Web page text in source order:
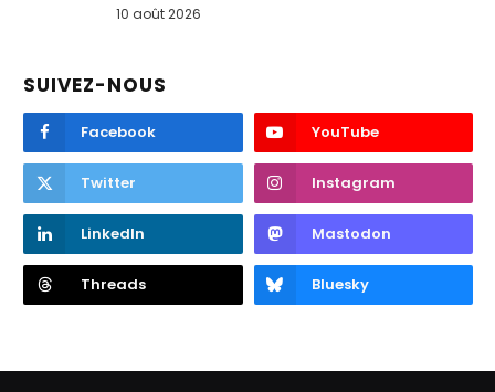
10 août 2026
SUIVEZ-NOUS
Facebook YouTube
Twitter Instagram
LinkedIn Mastodon
Threads Bluesky